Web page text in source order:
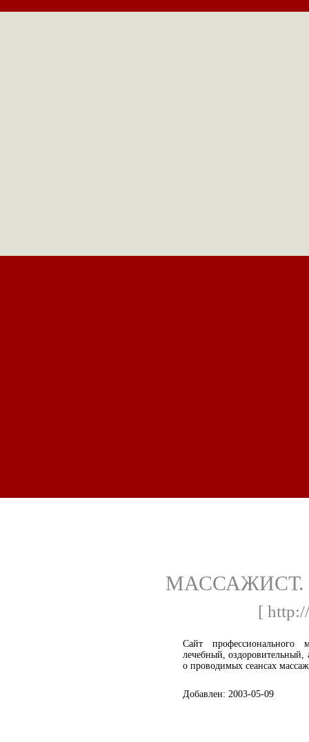
МАССАЖИСТ.
[
Сайт
лечебный,
о проводимых сеансах
Добавлен: 2003-05-09